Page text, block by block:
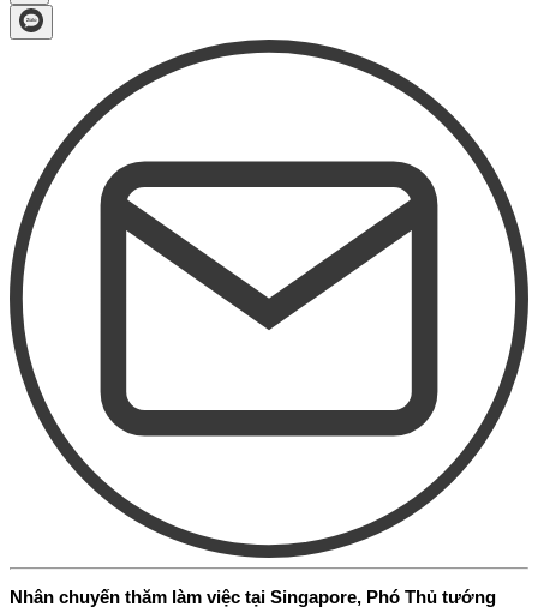
Nhân chuyến thăm làm việc tại Singapore, Phó Thủ tướng